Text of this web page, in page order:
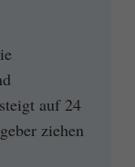
auf 24
ziehen